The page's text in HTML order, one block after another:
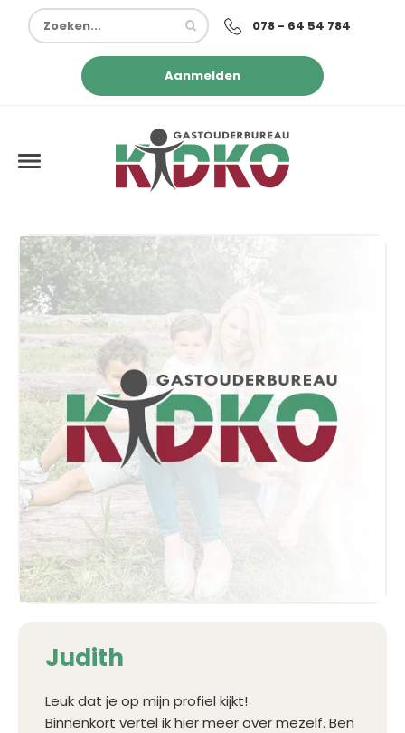
078 - 64 54 784
Aanmelden
Judith
Leuk dat je op mijn profiel kijkt!
Binnenkort vertel ik hier meer over mezelf. Ben